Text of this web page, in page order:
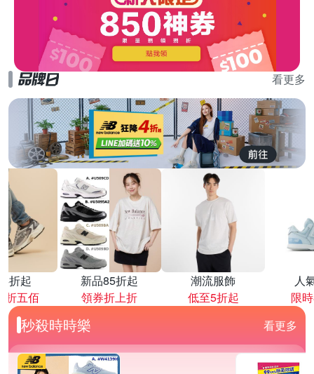
看更多
折起
折五佰
新品85折起
領券折上折
潮流服飾
低至5折起
人
限
秒殺時時樂 看更多